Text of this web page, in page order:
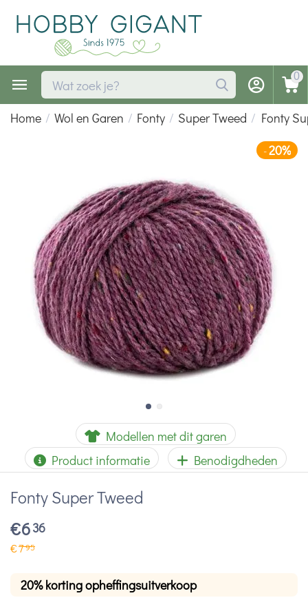
0
Home / Wol en Garen / Fonty / Super Tweed / Fonty
-20%
Modellen met dit garen
Product informatie
Benodigdheden
Fonty Super Tweed
€636
€795
20% korting opheffingsuitverkoop